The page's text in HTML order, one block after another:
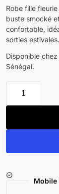
Robe fille
buste smocké
confortable,
sorties estivales.
Disponible
Sénégal.
Mobile